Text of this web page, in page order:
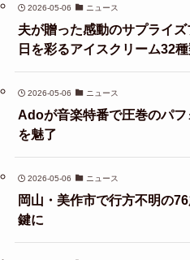
2026-05-06 ニュース
夫が贈った感動のサプライ
日を彩るアイスクリーム32
2026-05-06 ニュース
Adoが音楽特番で圧巻のパ
を魅了
2026-05-06 ニュース
岡山・美作市で行方不明の
鍵に